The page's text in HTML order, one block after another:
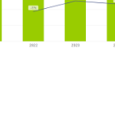
и массовых
и